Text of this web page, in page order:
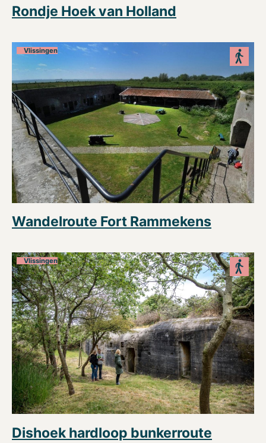
Rondje Hoek van Holland
Vlissingen
Wandelroute Fort Rammekens
Vlissingen
Dishoek hardloop bunkerroute